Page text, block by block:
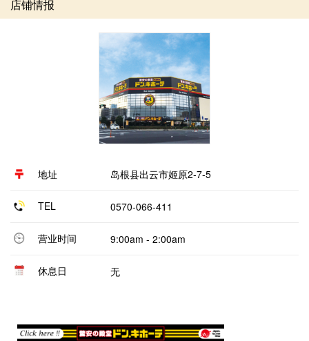
店铺情报
地址 岛根县出云市姬原2-7-5
TEL 0570-066-411
营业时间 9:00am - 2:00am
休息日 无